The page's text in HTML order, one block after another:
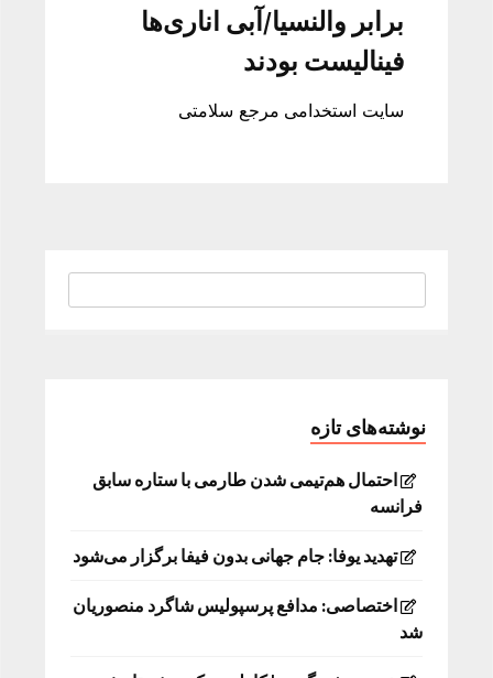
برابر والنسیا/آبی اناری‌ها
فینالیست بودند
سایت استخدامی مرجع سلامتی
نوشته‌های تازه
احتمال هم‌تیمی شدن طارمی با ستاره سابق
فرانسه
تهدید یوفا: جام جهانی بدون فیفا برگزار می‌شود
اختصاصی: مدافع پرسپولیس شاگرد منصوریان
شد